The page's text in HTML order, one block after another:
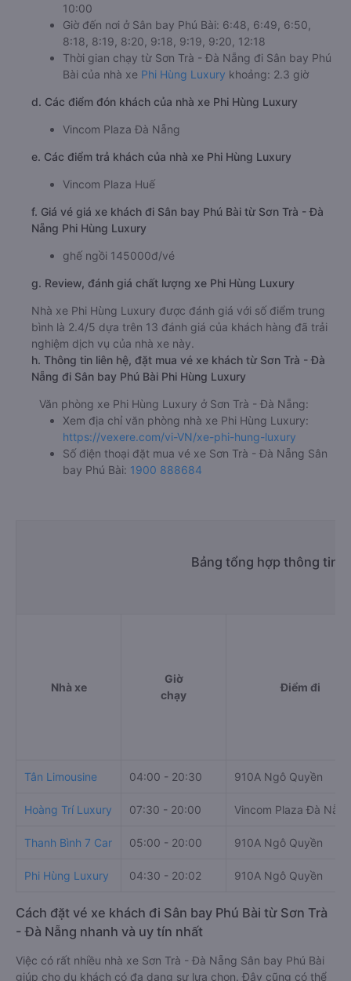
10:00
Giờ đến nơi ở Sân bay Phú Bài: 6:48, 6:49, 6:50,
8:18, 8:19, 8:20, 9:18, 9:19, 9:20, 12:18
Thời gian chạy từ Sơn Trà - Đà Nẵng đi Sân bay Phú
Bài của nhà xe Phi Hùng Luxury khoảng: 2.3 giờ
d. Các điểm đón khách của nhà xe Phi Hùng Luxury
Vincom Plaza Đà Nẵng
e. Các điểm trả khách của nhà xe Phi Hùng Luxury
Vincom Plaza Huế
f. Giá vé giá xe khách đi Sân bay Phú Bài từ Sơn Trà - Đà
Nẵng Phi Hùng Luxury
ghế ngồi 145000đ/vé
g. Review, đánh giá chất lượng xe Phi Hùng Luxury
Nhà xe Phi Hùng Luxury được đánh giá với số điểm trung
bình là 2.4/5 dựa trên 13 đánh giá của khách hàng đã trải
nghiệm dịch vụ của nhà xe này.
h. Thông tin liên hệ, đặt mua vé xe khách từ Sơn Trà - Đà
Nẵng đi Sân bay Phú Bài Phi Hùng Luxury
Văn phòng xe Phi Hùng Luxury ở Sơn Trà - Đà Nẵng:
Xem địa chỉ văn phòng nhà xe Phi Hùng Luxury:
https://vexere.com/vi-VN/xe-phi-hung-luxury
Số điện thoại đặt mua vé xe Sơn Trà - Đà Nẵng Sân
bay Phú Bài: 1900 888684
Bảng tổng hợp thông tin
Nhà xe
Giờ
chạy
Điểm đi
Tân Limousine 04:00 - 20:30 910A Ngô Quyền
Hoàng Trí Luxury 07:30 - 20:00 Vincom Plaza Đà Nẵng
Thanh Bình 7 Car 05:00 - 20:00 910A Ngô Quyền
Phi Hùng Luxury 04:30 - 20:02 910A Ngô Quyền
Cách đặt vé xe khách đi Sân bay Phú Bài từ Sơn Trà
- Đà Nẵng nhanh và uy tín nhất
Việc có rất nhiều nhà xe Sơn Trà - Đà Nẵng Sân bay Phú Bài
giúp cho du khách có đa dạng sự lựa chọn. Đây cũng có thể